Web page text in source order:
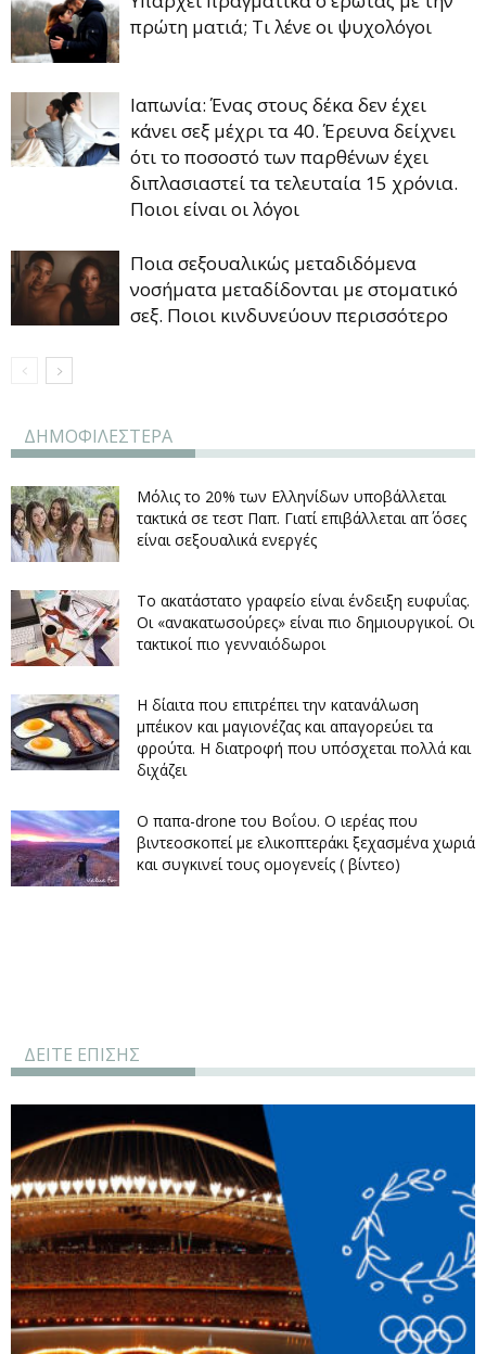
πρώτη ματιά; Τι λένε οι ψυχολόγοι
Ιαπωνία: Ένας στους δέκα δεν έχει
κάνει σεξ μέχρι τα 40. Έρευνα δείχνει
ότι το ποσοστό των παρθένων έχει
διπλασιαστεί τα τελευταία 15 χρόνια.
Ποιοι είναι οι λόγοι
Ποια σεξουαλικώς μεταδιδόμενα
νοσήματα μεταδίδονται με στοματικό
σεξ. Ποιοι κινδυνεύουν περισσότερο
ΔΗΜΟΦΙΛΕΣΤΕΡΑ
Μόλις το 20% των Ελληνίδων υποβάλλεται
τακτικά σε τεστ Παπ. Γιατί επιβάλλεται απ΄ όσες
είναι σεξουαλικά ενεργές
Το ακατάστατο γραφείο είναι ένδειξη ευφυΐας.
Οι «ανακατωσούρες» είναι πιο δημιουργικοί. Οι
τακτικοί πιο γενναιόδωροι
Η δίαιτα που επιτρέπει την κατανάλωση
μπέικον και μαγιονέζας και απαγορεύει τα
φρούτα. Η διατροφή που υπόσχεται πολλά και
διχάζει
O παπα-drone του Βοΐου. Ο ιερέας που
βιντεοσκοπεί με ελικοπτεράκι ξεχασμένα χωριά
και συγκινεί τους ομογενείς ( βίντεο)
ΔΕΙΤΕ ΕΠΙΣΗΣ